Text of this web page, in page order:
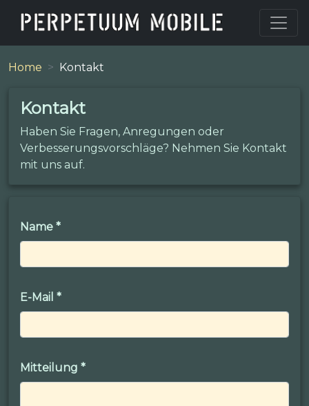
Home Kontakt
Kontakt
Haben Sie Fragen, Anregungen oder
Verbesserungsvorschläge? Nehmen Sie Kontakt
mit uns auf.
Name *
E-Mail *
Mitteilung *